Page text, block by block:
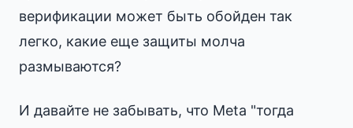
верификации может быть обойден так
легко, какие еще защиты молча
размываются?
И давайте не забывать, что Meta "тогда